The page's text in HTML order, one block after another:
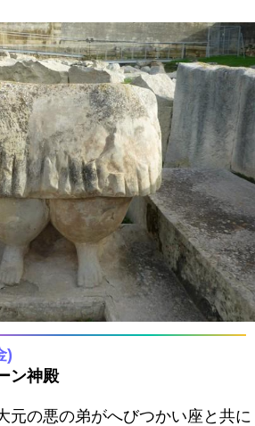
)
ン神殿
元の悪の弟がへびつかい座と共に